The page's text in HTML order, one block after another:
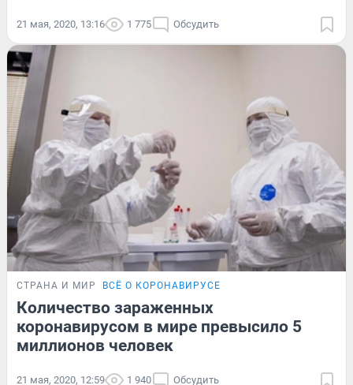
21 мая, 2020, 13:16 1 775 Обсудить
СТРАНА И МИР ВСЁ О КОРОНАВИРУСЕ
Количество зараженных
коронавирусом в мире превысило 5
миллионов человек
21 мая, 2020, 12:59 1 940 Обсудить